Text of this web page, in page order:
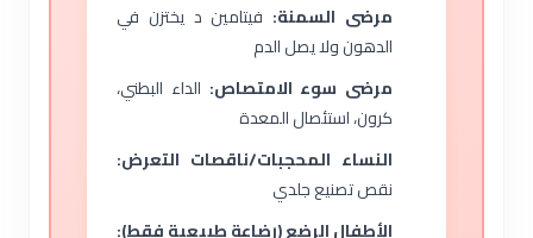
مرضى السمنة: فيتامين د يختزن في
الدهون ولا يصل الدم
مرضى سوء الامتصاص: الداء البطني،
كرون، استئصال المعدة
النساء المحجبات/ناقصات التعرض:
نقص تصنيع جلدي
الأطفال الرضع (رضاعة طبيعية فقط):